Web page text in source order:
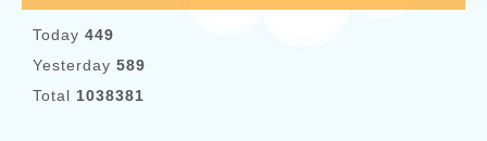
Today 449
Yesterday 589
Total 1038381